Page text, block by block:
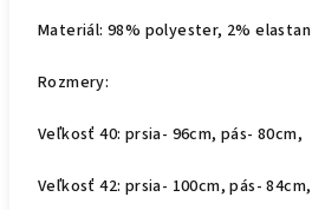
Materiál: 98% polyester, 2% elastan
Rozmery:
Veľkosť 40: prsia- 96cm, pás- 80cm,
Veľkosť 42: prsia- 100cm, pás- 84cm,